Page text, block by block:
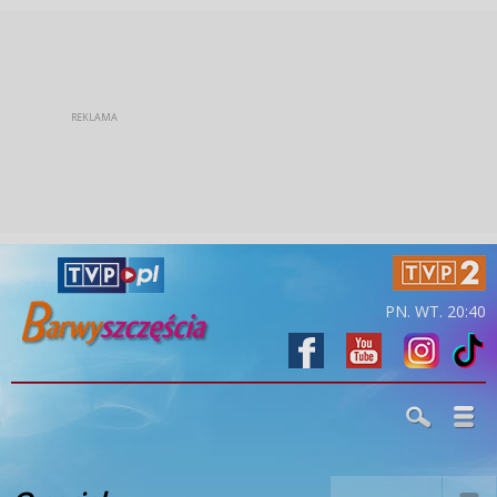
PN. WT. 20:40